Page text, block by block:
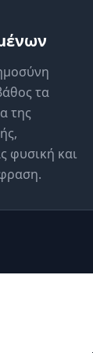
τα
της
φυσική και